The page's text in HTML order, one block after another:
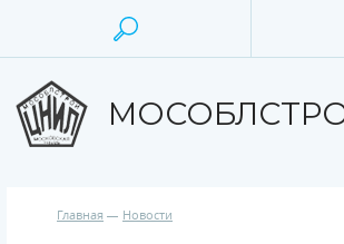
Главная Новости